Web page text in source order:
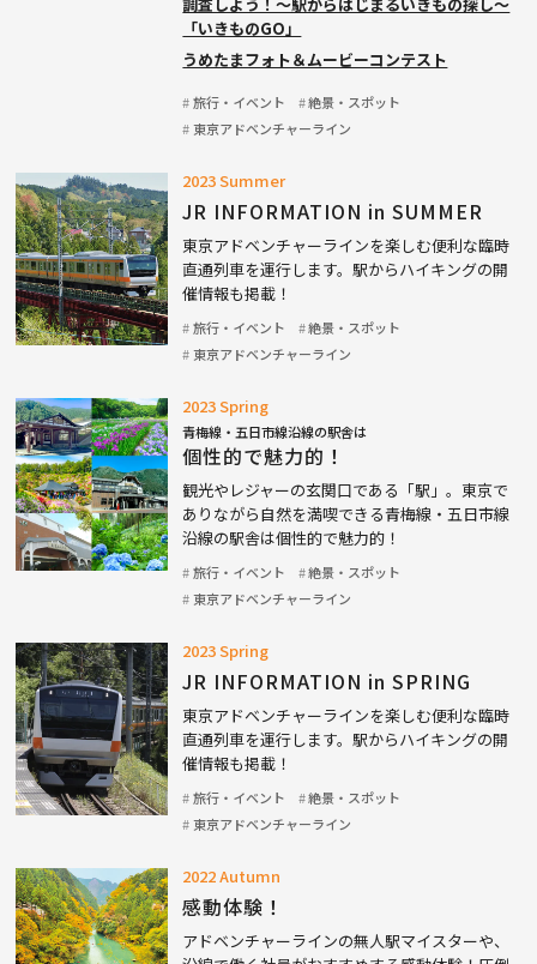
「いきものGO」
うめたまフォト＆ムービーコンテスト
旅行・イベント
絶景・スポット
東京アドベンチャーライン
2023 Summer
JR INFORMATION in SUMMER
東京アドベンチャーラインを楽しむ便利な臨時
直通列車を運行します。駅からハイキングの開
催情報も掲載！
旅行・イベント
絶景・スポット
東京アドベンチャーライン
2023 Spring
青梅線・五日市線沿線の駅舎は
個性的で魅力的！
観光やレジャーの玄関口である「駅」。東京で
ありながら自然を満喫できる青梅線・五日市線
沿線の駅舎は個性的で魅力的！
旅行・イベント
絶景・スポット
東京アドベンチャーライン
2023 Spring
JR INFORMATION in SPRING
東京アドベンチャーラインを楽しむ便利な臨時
直通列車を運行します。駅からハイキングの開
催情報も掲載！
旅行・イベント
絶景・スポット
東京アドベンチャーライン
2022 Autumn
感動体験！
アドベンチャーラインの無人駅マイスターや、